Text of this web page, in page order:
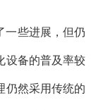
一些进展，但仍
设备的普及率较
仍然采用传统的